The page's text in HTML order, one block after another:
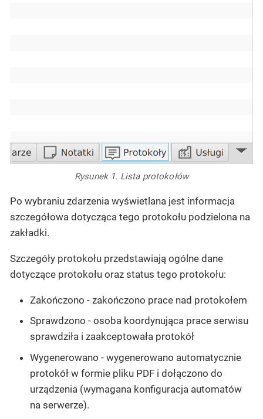
Rysunek 1. Lista protokołów
Po wybraniu zdarzenia wyświetlana jest informacja
szczegółowa dotycząca tego protokołu podzielona na
zakładki.
Szczegóły protokołu przedstawiają ogólne dane
dotyczące protokołu oraz status tego protokołu:
Zakończono - zakończono prace nad protokołem
Sprawdzono - osoba koordynująca prace serwisu
sprawdziła i zaakceptowała protokół
Wygenerowano - wygenerowano automatycznie
protokół w formie pliku PDF i dołączono do
urządzenia (wymagana konfiguracja automatów
na serwerze).